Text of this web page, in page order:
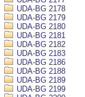
UDA-BG 2178
UDA-BG 2179
UDA-BG 2180
UDA-BG 2181
UDA-BG 2182
UDA-BG 2183
UDA-BG 2186
UDA-BG 2188
UDA-BG 2189
UDA-BG 2199